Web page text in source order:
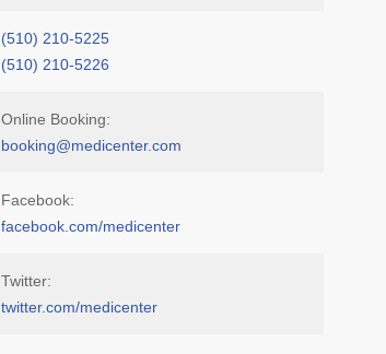
(510) 210-5225
(510) 210-5226
Online Booking:
booking@medicenter.com
Facebook:
facebook.com/medicenter
Twitter:
twitter.com/medicenter